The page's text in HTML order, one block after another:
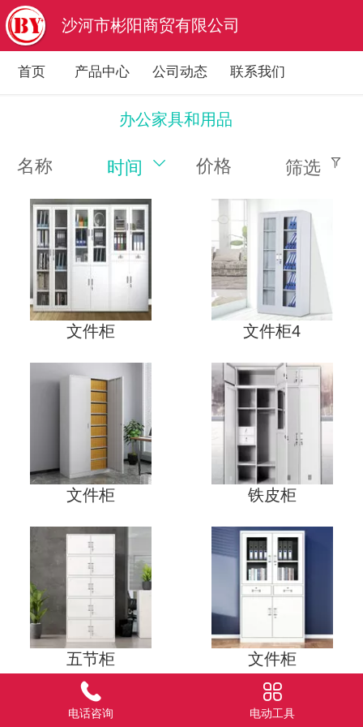
沙河市彬阳商贸有限公司
首页 产品中心 公司动态 联系我们
办公家具和用品
名称 时间 价格 筛选
文件柜 文件柜4
文件柜 铁皮柜
五节柜 文件柜
电话咨询 电动工具